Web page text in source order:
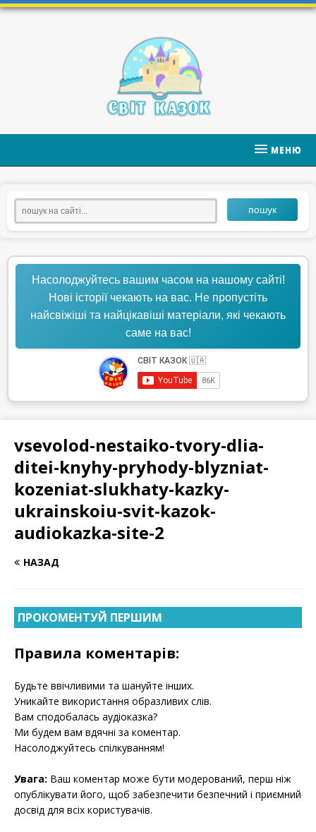
МЕНЮ
пошук
Насолоджуйтесь вашим часом на нашому сайті!
Нові історії чекають на вас. Не пропустіть
найсвіжіші та найцікавіші матеріали, які чекають
саме на вас!
vsevolod-nestaiko-tvory-dlia-
ditei-knyhy-pryhody-blyzniat-
kozeniat-slukhaty-kazky-
ukrainskoiu-svit-kazok-
audiokazka-site-2
НАЗАД
ПРОКОМЕНТУЙ ПЕРШИМ
Правила коментарів:
Будьте ввічливими та шануйте інших.
Уникайте використання образливих слів.
Вам сподобалась аудіоказка?
Ми будем вам вдячні за коментар.
Насолоджуйтесь спілкуванням!
Увага: Ваш коментар може бути модерований, перш ніж
опублікувати його, щоб забезпечити безпечний і приємний
досвід для всіх користувачів.